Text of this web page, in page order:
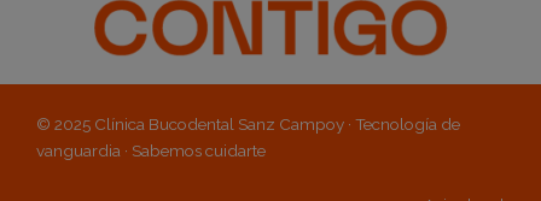
© 2025 Clínica Bucodental Sanz Campoy · Tecnología de
vanguardia · Sabemos cuidarte